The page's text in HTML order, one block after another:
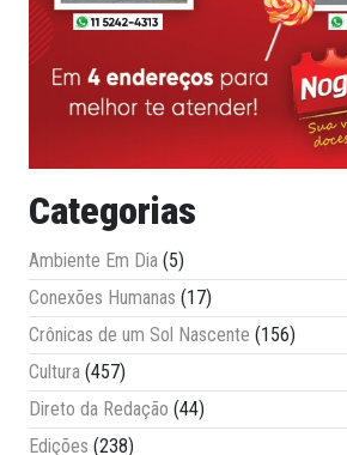
Categorias
Ambiente Em Dia (5)
Conexões Humanas (17)
Crônicas de um Sol Nascente (156)
Cultura (457)
Direto da Redação (44)
Edições (238)